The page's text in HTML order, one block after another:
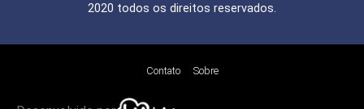
2020 todos os direitos reservados.
Contato Sobre